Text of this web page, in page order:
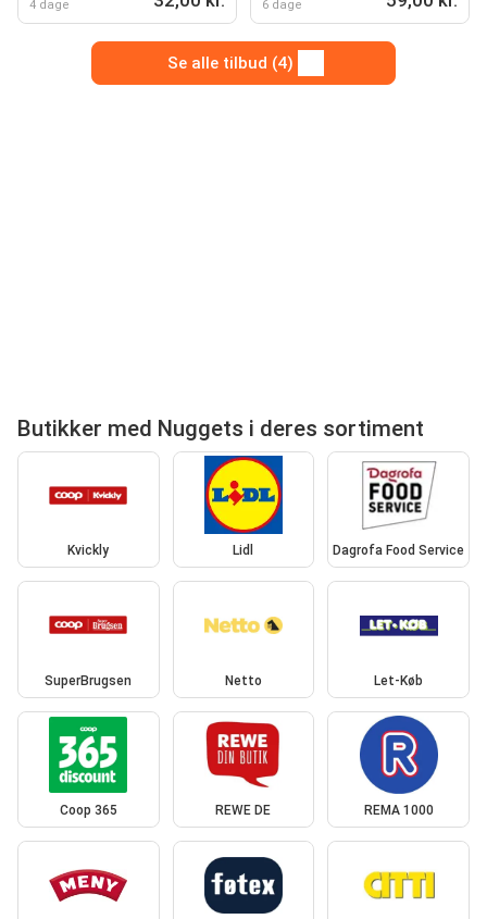
4 dage 6 dage
Se alle tilbud (4)
Butikker med Nuggets i deres sortiment
Kvickly Lidl Dagrofa Food Service
SuperBrugsen Netto Let-Køb
Coop 365 REWE DE REMA 1000